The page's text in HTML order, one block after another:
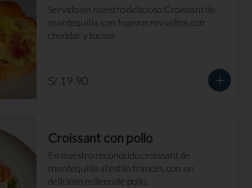
Servido en nuestro delicioso Croissant de
mantequilla, con huevos revueltos con
cheddar y tocino
S/ 19.90
Croissant con pollo
En nuestro reconocido croissant de
mantequilla al estilo francés, con un
delicioso relleno de pollo.